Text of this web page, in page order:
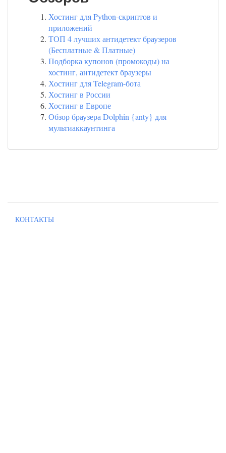
Хостинг для Python-скриптов и
приложений
ТОП 4 лучших антидетект браузеров
(Бесплатные & Платные)
Подборка купонов (промокоды) на
хостинг, антидетект браузеры
Хостинг для Telegram-бота
Хостинг в России
Хостинг в Европе
Обзор браузера Dolphin {anty} для
мультиаккаунтинга
КОНТАКТЫ